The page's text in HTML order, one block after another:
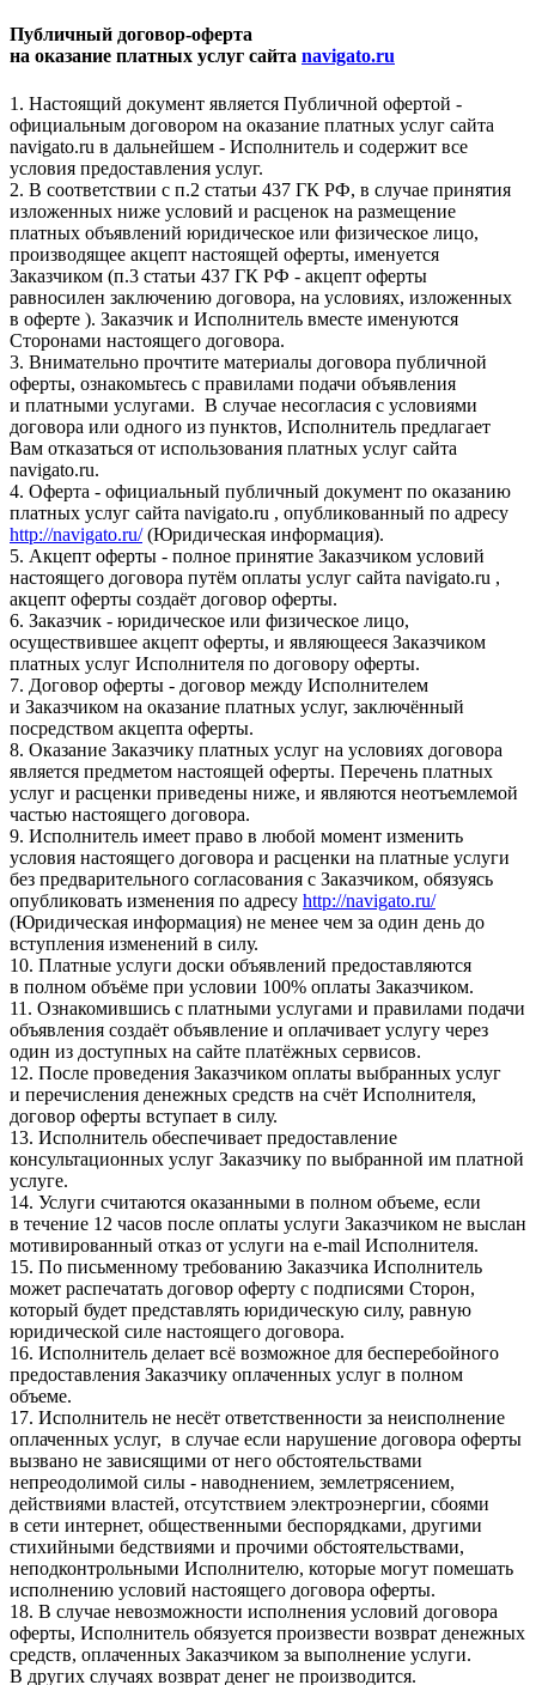
Публичный договор-оферта
на оказание платных услуг сайта navigato.ru
1. Настоящий документ является Публичной офертой -
официальным договором на оказание платных услуг сайта
navigato.ru в дальнейшем - Исполнитель и содержит все
условия предоставления услуг.
2. В соответствии с п.2 статьи 437 ГК РФ, в случае принятия
изложенных ниже условий и расценок на размещение
платных объявлений юридическое или физическое лицо,
производящее акцепт настоящей оферты, именуется
Заказчиком (п.3 статьи 437 ГК РФ - акцепт оферты
равносилен заключению договора, на условиях, изложенных
в оферте ). Заказчик и Исполнитель вместе именуются
Сторонами настоящего договора.
3. Внимательно прочтите материалы договора публичной
оферты, ознакомьтесь с правилами подачи объявления
и платными услугами. В случае несогласия с условиями
договора или одного из пунктов, Исполнитель предлагает
Вам отказаться от использования платных услуг сайта
navigato.ru.
4. Оферта - официальный публичный документ по оказанию
платных услуг сайта navigato.ru , опубликованный по адресу
http://navigato.ru/(Юридическая информация).
5. Акцепт оферты - полное принятие Заказчиком условий
настоящего договора путём оплаты услуг сайта navigato.ru ,
акцепт оферты создаёт договор оферты.
6. Заказчик - юридическое или физическое лицо,
осуществившее акцепт оферты, и являющееся Заказчиком
платных услуг Исполнителя по договору оферты.
7. Договор оферты - договор между Исполнителем
и Заказчиком на оказание платных услуг, заключённый
посредством акцепта оферты.
8. Оказание Заказчику платных услуг на условиях договора
является предметом настоящей оферты. Перечень платных
услуг и расценки приведены ниже, и являются неотъемлемой
частью настоящего договора.
9. Исполнитель имеет право в любой момент изменить
условия настоящего договора и расценки на платные услуги
без предварительного согласования с Заказчиком, обязуясь
опубликовать изменения по адресу http://navigato.ru/
(Юридическая информация) не менее чем за один день до
вступления изменений в силу.
10. Платные услуги доски объявлений предоставляются
в полном объёме при условии 100% оплаты Заказчиком.
11. Ознакомившись с платными услугами и правилами подачи
объявления создаёт объявление и оплачивает услугу через
один из доступных на сайте платёжных сервисов.
12. После проведения Заказчиком оплаты выбранных услуг
и перечисления денежных средств на счёт Исполнителя,
договор оферты вступает в силу.
13. Исполнитель обеспечивает предоставление
консультационных услуг Заказчику по выбранной им платной
услуге.
14. Услуги считаются оказанными в полном объеме, если
в течение 12 часов после оплаты услуги Заказчиком не выслан
мотивированный отказ от услуги на e-mail Исполнителя.
15. По письменному требованию Заказчика Исполнитель
может распечатать договор оферту с подписями Сторон,
который будет представлять юридическую силу, равную
юридической силе настоящего договора.
16. Исполнитель делает всё возможное для бесперебойного
предоставления Заказчику оплаченных услуг в полном
объеме.
17. Исполнитель не несёт ответственности за неисполнение
оплаченных услуг, в случае если нарушение договора оферты
вызвано не зависящими от него обстоятельствами
непреодолимой силы - наводнением, землетрясением,
действиями властей, отсутствием электроэнергии, сбоями
в сети интернет, общественными беспорядками, другими
стихийными бедствиями и прочими обстоятельствами,
неподконтрольными Исполнителю, которые могут помешать
исполнению условий настоящего договора оферты.
18. В случае невозможности исполнения условий договора
оферты, Исполнитель обязуется произвести возврат денежных
средств, оплаченных Заказчиком за выполнение услуги.
В других случаях возврат денег не производится.